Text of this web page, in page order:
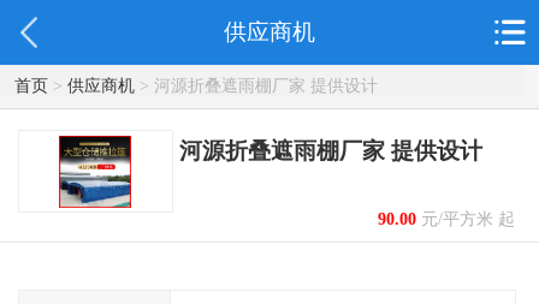
供应商机
首页> 供应商机> 河源折叠遮雨棚厂家 提供设计
河源折叠遮雨棚厂家 提供设计
90.00元/平方米 起